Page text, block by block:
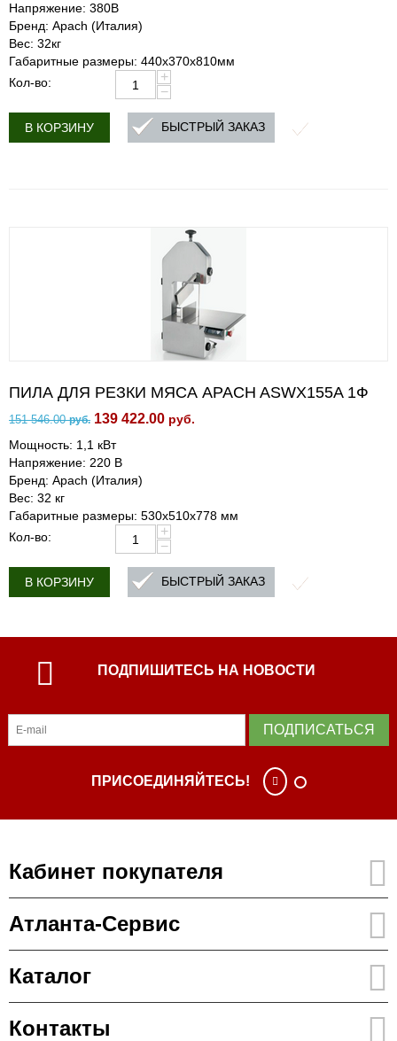
Напряжение: 380В
Бренд: Apach (Италия)
Вес: 32кг
Габаритные размеры: 440х370х810мм
Кол-во:
+
−
В КОРЗИНУ БЫСТРЫЙ ЗАКАЗ
ПИЛА ДЛЯ РЕЗКИ МЯСА APACH ASWX155A 1Ф
151 546.00 руб. 139 422.00 руб.
Мощность: 1,1 кВт
Напряжение: 220 В
Бренд: Apach (Италия)
Вес: 32 кг
Габаритные размеры: 530х510х778 мм
Кол-во:
+
−
В КОРЗИНУ БЫСТРЫЙ ЗАКАЗ
ПОДПИШИТЕСЬ НА НОВОСТИ
ПОДПИСАТЬСЯ
ПРИСОЕДИНЯЙТЕСЬ!
Кабинет покупателя
Атланта-Сервис
Каталог
Контакты